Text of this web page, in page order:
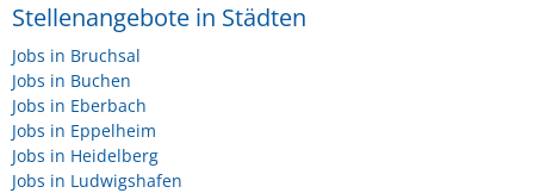
Stellenangebote in Städten
Jobs in Bruchsal
Jobs in Buchen
Jobs in Eberbach
Jobs in Eppelheim
Jobs in Heidelberg
Jobs in Ludwigshafen